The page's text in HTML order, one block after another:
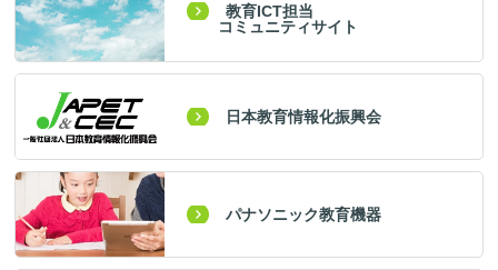
教育ICT担当
コミュニティサイト
日本教育情報化振興会
パナソニック教育機器